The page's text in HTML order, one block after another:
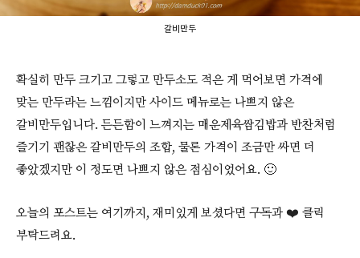
갈비만두
확실히 만두 크기고 그렇고 만두소도 적은 게 먹어보면 가격에
맞는 만두라는 느낌이지만 사이드 메뉴로는 나쁘지 않은
갈비만두입니다. 든든함이 느껴지는 매운제육쌈김밥과 반찬처럼
즐기기 괜찮은 갈비만두의 조합, 물론 가격이 조금만 싸면 더
좋았겠지만 이 정도면 나쁘지 않은 점심이었어요. 🙂
오늘의 포스트는 여기까지, 재미있게 보셨다면 구독과 ❤️ 클릭
부탁드려요.